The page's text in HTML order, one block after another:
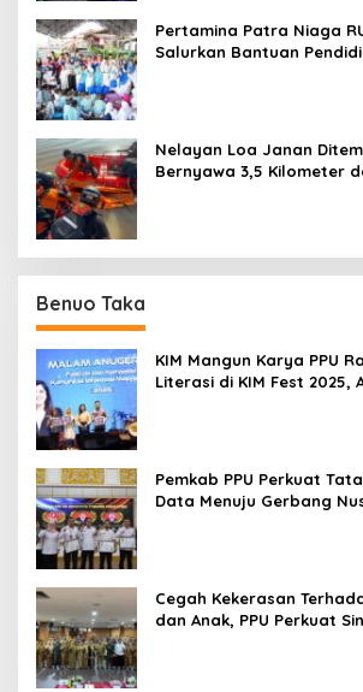
Pertamina Patra Niaga
Salurkan Bantuan
Nelayan Loa Janan
Bernyawa 3,5 Kilometer
Benuo Taka
KIM Mangun Karya PPU
Literasi di KIM Fest 2025,
Pemkab PPU Perkuat
Data Menuju Gerbang
Cegah Kekerasan
dan Anak, PPU Perkuat